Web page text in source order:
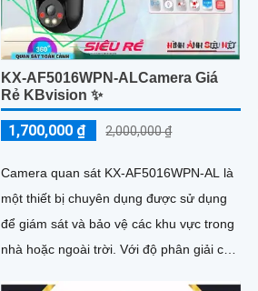
KX-AF5016WPN-ALCamera Giá
Rẻ KBvision ✨
1,700,000 ₫ 2,000,000 ₫
Camera quan sát KX-AF5016WPN-AL là
một thiết bị chuyên dụng được sử dụng
để giám sát và bảo vệ các khu vực trong
nhà hoặc ngoài trời. Với độ phân giải cao